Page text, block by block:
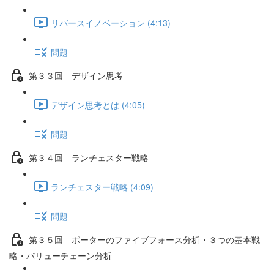
リバースイノベーション (4:13)
問題
第３３回 デザイン思考
デザイン思考とは (4:05)
問題
第３４回 ランチェスター戦略
ランチェスター戦略 (4:09)
問題
第３５回 ポーターのファイブフォース分析・３つの基本戦
略・バリューチェーン分析